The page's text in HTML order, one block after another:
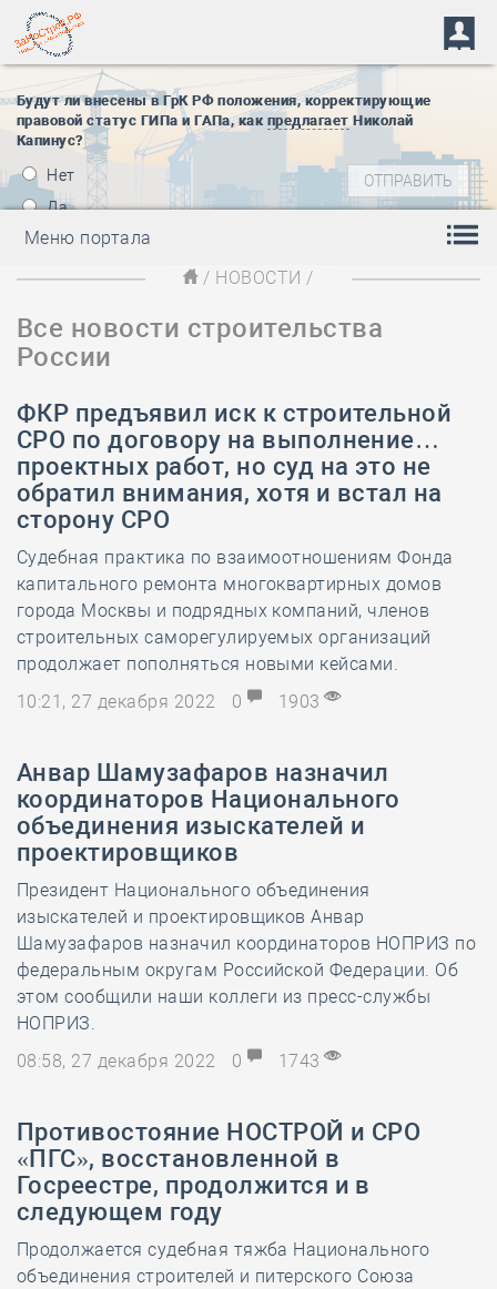
Будут ли внесены в ГрК РФ положения, корректирующие
правовой статус ГИПа и ГАПа, как предлагает Николай
Капинус?
Нет
Да
Меню портала
/ НОВОСТИ /
Все новости строительства
России
ФКР предъявил иск к строительной
СРО по договору на выполнение…
проектных работ, но суд на это не
обратил внимания, хотя и встал на
сторону СРО
Судебная практика по взаимоотношениям Фонда
капитального ремонта многоквартирных домов
города Москвы и подрядных компаний, членов
строительных саморегулируемых организаций
продолжает пополняться новыми кейсами.
10:21, 27 декабря 2022
0 1903
Анвар Шамузафаров назначил
координаторов Национального
объединения изыскателей и
проектировщиков
Президент Национального объединения
изыскателей и проектировщиков Анвар
Шамузафаров назначил координаторов НОПРИЗ по
федеральным округам Российской Федерации. Об
этом сообщили наши коллеги из пресс-службы
НОПРИЗ.
08:58, 27 декабря 2022
0 1743
Противостояние НОСТРОЙ и СРО
«ПГС», восстановленной в
Госреестре, продолжится и в
следующем году
Продолжается судебная тяжба Национального
объединения строителей и питерского Союза